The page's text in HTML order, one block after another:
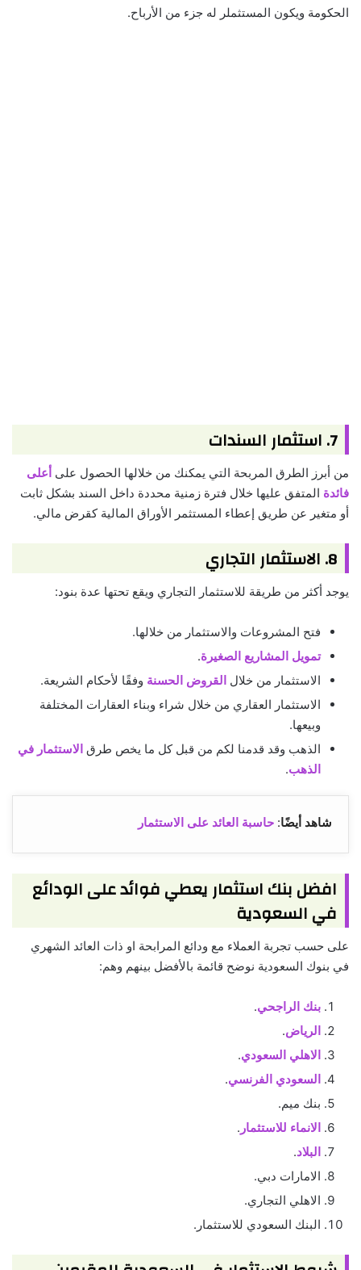
الحكومة ويكون المستثملر له جزء من الأرباح.
7. استثمار السندات
من أبرز الطرق المربحة التي يمكنك من خلالها الحصول على أعلى
فائدة المتفق عليها خلال فترة زمنية محددة داخل السند بشكل ثابت
أو متغير عن طريق إعطاء المستثمر الأوراق المالية كقرض مالي.
8. الاستثمار التجاري
يوجد أكثر من طريقة للاستثمار التجاري ويقع تحتها عدة بنود:
فتح المشروعات والاستثمار من خلالها.
تمويل المشاريع الصغيرة.
الاستثمار من خلال القروض الحسنة وفقًا لأحكام الشريعة.
الاستثمار العقاري من خلال شراء وبناء العقارات المختلفة
وبيعها.
الذهب وقد قدمنا لكم من قبل كل ما يخص طرق الاستثمار في
الذهب.
شاهد أيضًا: حاسبة العائد على الاستثمار
افضل بنك استثمار يعطي فوائد على الودائع
في السعودية
على حسب تجربة العملاء مع ودائع المرابحة او ذات العائد الشهري
في بنوك السعودية نوضح قائمة بالأفضل بينهم وهم:
بنك الراجحي.
الرياض.
الاهلي السعودي.
السعودي الفرنسي.
بنك ميم.
الانماء للاستثمار .
البلاد.
الامارات دبي.
الاهلي التجاري.
البنك السعودي للاستثمار.